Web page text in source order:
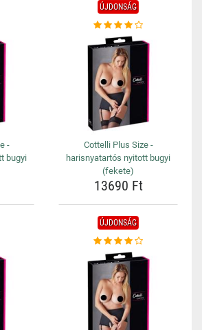
-
bugyi
ÚJDONSÁG
Cottelli Plus Size -
harisnyatartós nyitott bugyi
(fekete)
13690 Ft
ÚJDONSÁG